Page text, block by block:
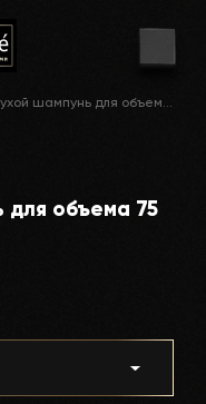
ТРЕСеммé сухой шампунь для объема 75 мл
для объема 75